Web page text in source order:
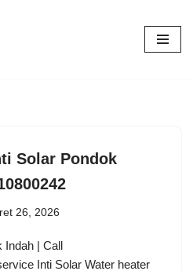
Solar Pondok
26, 2026
Indah | Call
Inti Solar Water heater